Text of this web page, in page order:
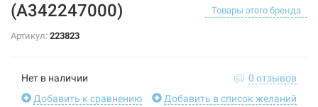
(A342247000)
Товары этого бренда
Артикул: 223823
Нет в наличии
0 отзывов
Добавить к сравнению
Добавить в список желаний